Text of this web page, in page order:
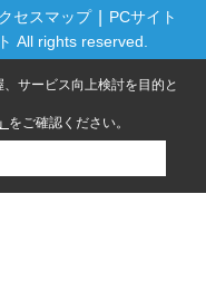
セスマップ
PCサイト
All rights reserved.
サービス向上検討を目的と
をご確認ください。